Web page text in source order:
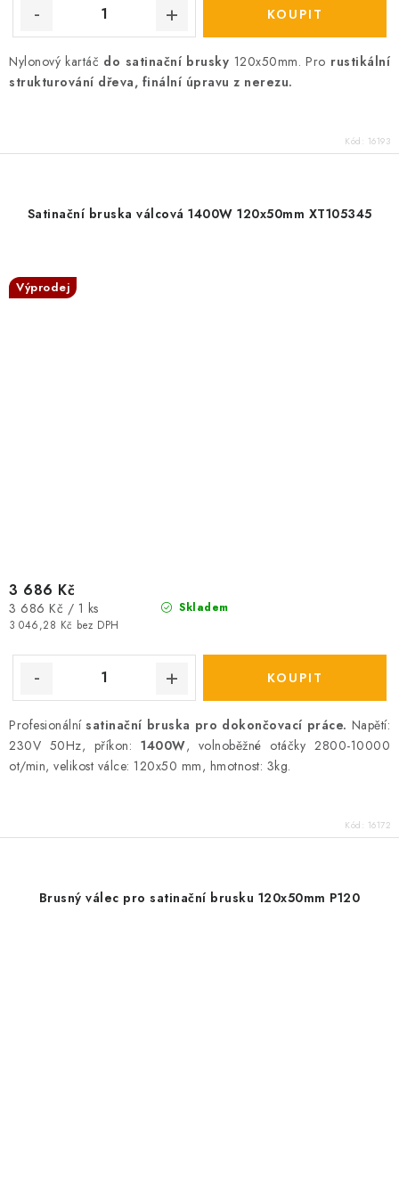
Nylonový kartáč do satinační brusky 120x50mm. Pro rustikální
strukturování dřeva, finální úpravu z nerezu.
Kód: 16193
Satinační bruska válcová 1400W 120x50mm XT105345
Výprodej
Skladem
3 046,28 Kč bez DPH
3 686 Kč
Měrná
cena:
3 686 Kč / 1 ks
Profesionálnísatinační bruska pro dokončovací práce. Napětí:
230V 50Hz, příkon: 1400W, volnoběžné otáčky 2800-10000
ot/min, velikost válce: 120x50 mm, hmotnost: 3kg.
Kód: 16172
Brusný válec pro satinační brusku 120x50mm P120